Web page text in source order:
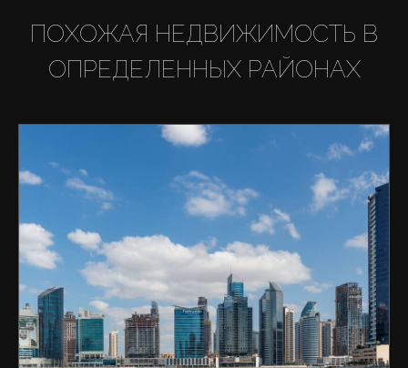
ПОХОЖАЯ НЕДВИЖИМОСТЬ В
ОПРЕДЕЛЕННЫХ РАЙОНАХ